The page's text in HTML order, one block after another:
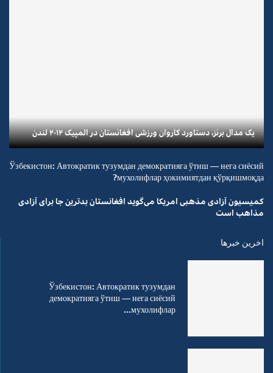
یک مدال برنز، دستاورد کاروان ورزشی افغانستان در المپیک ۲۰۱۲ لندن
Ўзбекистон: Автократик тузумдан демократияга ўтиш — нега сиёсий
мухолифлар ҳокимиятдан қўрқишмоқда?
کمیسیون آزادی مذهبی امریکا می‌گوید افغانستان بدترین جا برای آزادی
مذاهب است
اخرین خبرها
Ўзбекистон: Автократик тузумдан
демократияга ўтиш — нега сиёсий
мухолифлар...